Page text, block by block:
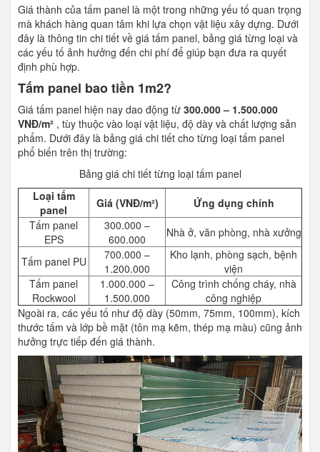
Giá thành của tấm panel là một trong những yếu tố quan trọng
mà khách hàng quan tâm khi lựa chọn vật liệu xây dựng. Dưới
đây là thông tin chi tiết về giá tấm panel, bảng giá từng loại và
các yếu tố ảnh hưởng đến chi phí để giúp bạn đưa ra quyết
định phù hợp.
Tấm panel bao tiền 1m2?
Giá tấm panel hiện nay dao động từ 300.000 – 1.500.000
VNĐ/m² , tùy thuộc vào loại vật liệu, độ dày và chất lượng sản
phẩm. Dưới đây là bảng giá chi tiết cho từng loại tấm panel
phổ biến trên thị trường:
Bảng giá chi tiết từng loại tấm panel
Loại tấm
panel
Giá (VNĐ/m²)
Ứng dụng chính
Tấm panel
EPS
300.000 –
600.000
Nhà ở, văn phòng, nhà xưởng
Tấm panel PU
700.000 –
1.200.000
Kho lạnh, phòng sạch, bệnh
viện
Tấm panel
Rockwool
1.000.000 –
1.500.000
Công trình chống cháy, nhà
công nghiệp
Ngoài ra, các yếu tố như độ dày (50mm, 75mm, 100mm), kích
thước tấm và lớp bề mặt (tôn mạ kẽm, thép mạ màu) cũng ảnh
hưởng trực tiếp đến giá thành.